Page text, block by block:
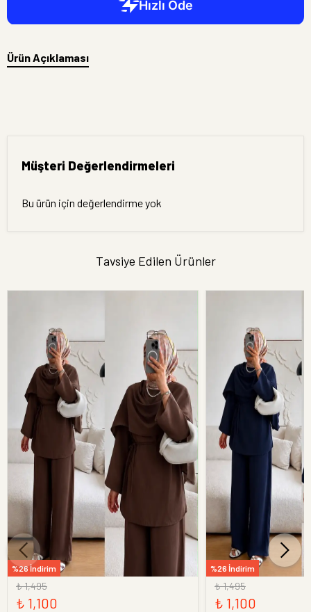
Ürün Açıklaması
Müşteri Değerlendirmeleri
Bu ürün için değerlendirme yok
Tavsiye Edilen Ürünler
%26 İndirim
₺ 1,495
₺ 1,100
%26 İndirim
₺ 1,495
₺ 1,100